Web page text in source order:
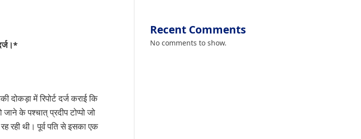
दोकड़ा में रिपोर्ट दर्ज कराई कि
के पश्चात् प्रदीप टोप्पो जो
रही थी। पूर्व पति से इसका एक
Recent Comments
No comments to show.